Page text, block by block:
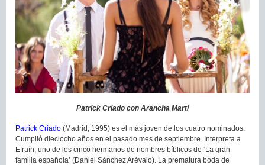
Patrick Criado con Arancha Martí
Patrick Criado (Madrid, 1995) es el más joven de los cuatro nominados.
Cumplió dieciocho años en el pasado mes de septiembre. Interpreta a
Efraín, uno de los cinco hermanos de nombres bíblicos de ‘La gran
familia española’ (Daniel Sánchez Arévalo). La prematura boda de